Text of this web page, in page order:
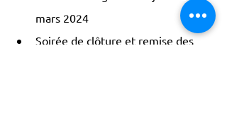
mars 2024
Soirée de clôture et remise des